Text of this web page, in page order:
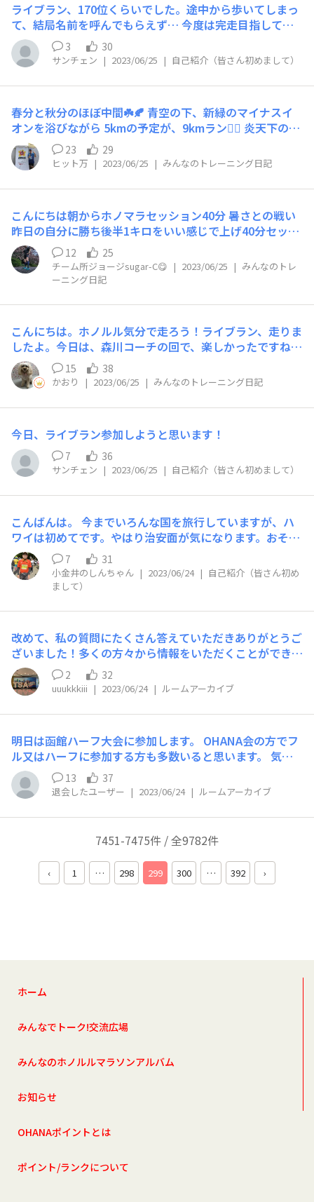
ライブラン、170位くらいでした。途中から歩いてしまっ
て、結局名前を呼んでもらえず… 今度は完走目指して頑
張る？💦いや、完走目指したいと思います。💦
3 30
サンチェン | 2023/06/25 | 自己紹介（皆さん初めまして）
春分と秋分のほぼ中間☘️🍂 青空の下、新緑のマイナスイ
オンを浴びながら 5kmの予定が、9kmラン🏃‍♂️ 炎天下の
中、走った影響か、帰宅してみたら顔が真っ赤🥵 水風呂
がなんとも言えない心地よさ🛀 その後は、ビール〜 と思
ったら… 冷やすの忘れており、絶対零度じゃなかった😵
🍺 せっかく風呂に入ったのに、近所のコンビニに買いに
23 29
ヒット万 | 2023/06/25 | みんなのトレーニング日記
こんにちは朝からホノマラセッション40分 暑さとの戦い
昨日の自分に勝ち後半1キロをいい感じで上げ40分セッシ
ョン2週連続1位コレもオハナパワー ロコロコ 給水はアク
エリアスアクエリアス 昨日は35キロ リカバリーにバナナ
🍌とウィダーゼリーで疲労回復 走る前にバナナ🍌 今日は
でこの時期最高のアイテム
12 25
チーム所ジョージsugar-C😋 | 2023/06/25 | みんなのトレ
ーニング日記
こんにちは。ホノルル気分で走ろう！ライブラン、走りま
したよ。今日は、森川コーチの回で、楽しかったですね。
夏ランについて、お話がきけて、ためになりました。ラン
ニング、気持ちが良かったです。メダルも着々とゲットで
きているし、充実感がありますね。今日も、OHANAのみ
なさんのお名前、呼ばれているなと思って走っていまし
なさん、お疲れ様でした。
15 38
かおり | 2023/06/25 | みんなのトレーニング日記
今日、ライブラン参加しようと思います！
7 36
サンチェン | 2023/06/25 | 自己紹介（皆さん初めまして）
こんばんは。 今までいろんな国を旅行していますが、ハ
ワイは初めてです。やはり治安面が気になります。おそら
く、ワイキキとアラモアナ、ダイアモンドヘッドと限られ
た地域しか行かないと思います。また、マラソンとダイア
モンドヘッドツアー以外、早朝の移動はないと思います。
ヒルトンワイキキビーチです。
7 31
小金井のしんちゃん | 2023/06/24 | 自己紹介（皆さん初め
まして）
改めて、私の質問にたくさん答えていただきありがとうご
ざいました！多くの方々から情報をいただくことができた
ので、とても準備やりやすくなりました。 話は変わりま
すが、今日は1時間ほどジョギングをしてきました。同じ
時間に走ってると、日が長くなってもうすぐ夏だなと感じ
ます。
2 32
uuukkkiii | 2023/06/24 | ルームアーカイブ
明日は函館ハーフ大会に参加します。 OHANA会の方でフ
ル又はハーフに参加する方も多数いると思います。 気温
もスタート時は17度前後らしく最高気温も21度予報なの
で、コンディション的には申し分ありませんね。 各々の
目標に向かってけが無く楽しんで頑張っていきましょう。
また、エリート選手(川内優輝、鈴木健吾、一山麻緒さん
など)の走りも少しでも見たい！そして、フィニッシュ後
小さいけどメロンを楽しみにしてます。 関東などの所は
気温が高く蒸し暑くなるので、ライブランの時も熱中症に
注意してください。
13 37
退会したユーザー | 2023/06/24 | ルームアーカイブ
7451-7475件 / 全9782件
‹ 1 … 298 299 300 … 392 ›
ホーム
みんなでトーク!交流広場
みんなのホノルルマラソンアルバム
お知らせ
OHANAポイントとは
ポイント/ランクについて